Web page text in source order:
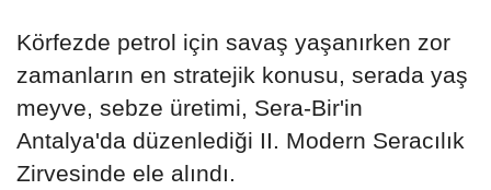
Körfezde petrol için savaş yaşanırken zor
zamanların en stratejik konusu, serada yaş
meyve, sebze üretimi, Sera-Bir'in
Antalya'da düzenlediği II. Modern Seracılık
Zirvesinde ele alındı.